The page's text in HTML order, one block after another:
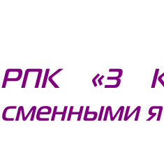
РПК «3
сменными